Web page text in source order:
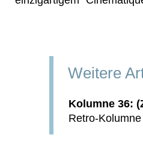
Weitere
Kolumne 36:
Retro-